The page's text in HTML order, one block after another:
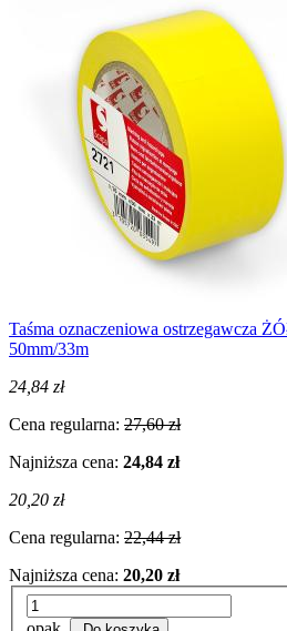
Taśma oznaczeniowa ostrzegawcza
50mm/33m
24,84 zł
Cena regularna: 27,60 zł
Najniższa cena: 24,84 zł
20,20 zł
Cena regularna: 22,44 zł
Najniższa cena: 20,20 zł